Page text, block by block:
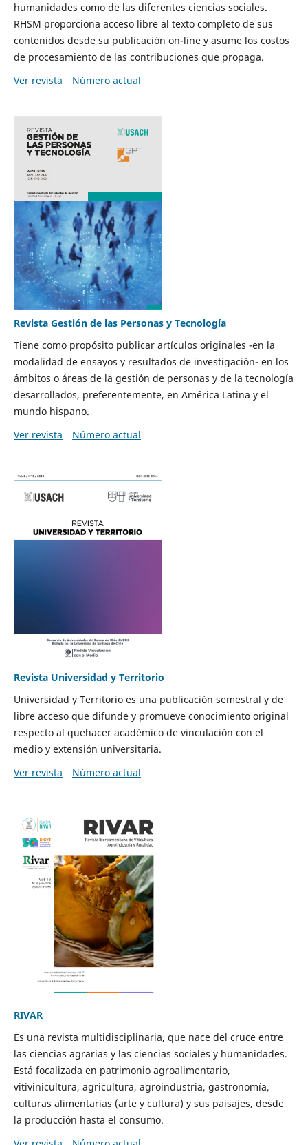
humanidades como de las diferentes ciencias sociales.
RHSM proporciona acceso libre al texto completo de sus
contenidos desde su publicación on-line y asume los costos
de procesamiento de las contribuciones que propaga.
Ver revista
Número actual
Revista Gestión de las Personas y Tecnología
Tiene como propósito publicar artículos originales -en la
modalidad de ensayos y resultados de investigación- en los
ámbitos o áreas de la gestión de personas y de la tecnología
desarrollados, preferentemente, en América Latina y el
mundo hispano.
Ver revista
Número actual
Revista Universidad y Territorio
Universidad y Territorio es una publicación semestral y de
libre acceso que difunde y promueve conocimiento original
respecto al quehacer académico de vinculación con el
medio y extensión universitaria.
Ver revista
Número actual
RIVAR
Es una revista multidisciplinaria, que nace del cruce entre
las ciencias agrarias y las ciencias sociales y humanidades.
Está focalizada en patrimonio agroalimentario,
vitivinicultura, agricultura, agroindustria, gastronomía,
culturas alimentarias (arte y cultura) y sus paisajes, desde
la producción hasta el consumo.